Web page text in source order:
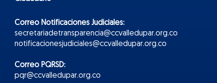
Correo Notificaciones Judiciales:
secretariadetransparencia@ccvalledupar.org.co
notificacionesjudiciales@ccvalledupar.org.co
Correo PQRSD:
pqr@ccvalledupar.org.co